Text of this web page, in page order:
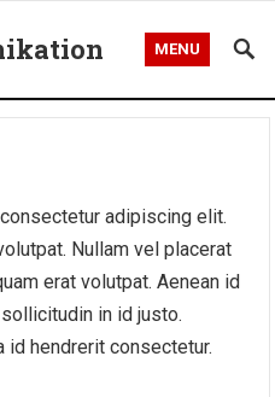
MENU
adipiscing elit.
Nullam vel placerat
erat volutpat. Aenean id
in id justo.
id hendrerit consectetur.